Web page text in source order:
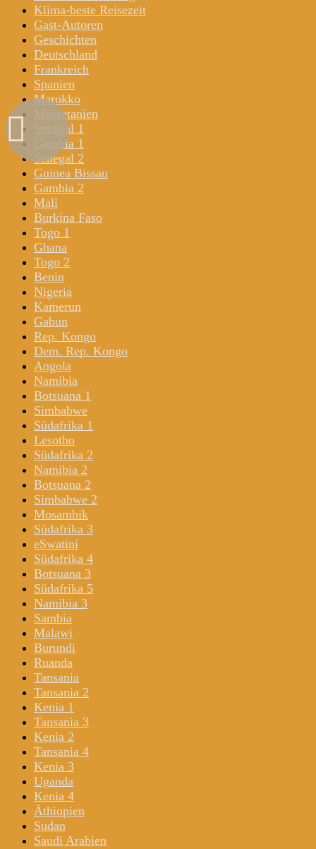
Klima-beste Reisezeit
Gast-Autoren
Geschichten
Deutschland
Frankreich
Spanien
Marokko
Mauretanien
Senegal 1
Gambia 1
Senegal 2
Guinea Bissau
Gambia 2
Mali
Burkina Faso
Togo 1
Ghana
Togo 2
Benin
Nigeria
Kamerun
Gabun
Rep. Kongo
Dem. Rep. Kongo
Angola
Namibia
Botsuana 1
Simbabwe
Südafrika 1
Lesotho
Südafrika 2
Namibia 2
Botsuana 2
Simbabwe 2
Mosambik
Südafrika 3
eSwatini
Südafrika 4
Botsuana 3
Südafrika 5
Namibia 3
Sambia
Malawi
Burundi
Ruanda
Tansania
Tansania 2
Kenia 1
Tansania 3
Kenia 2
Tansania 4
Kenia 3
Uganda
Kenia 4
Äthiopien
Sudan
Saudi Arabien